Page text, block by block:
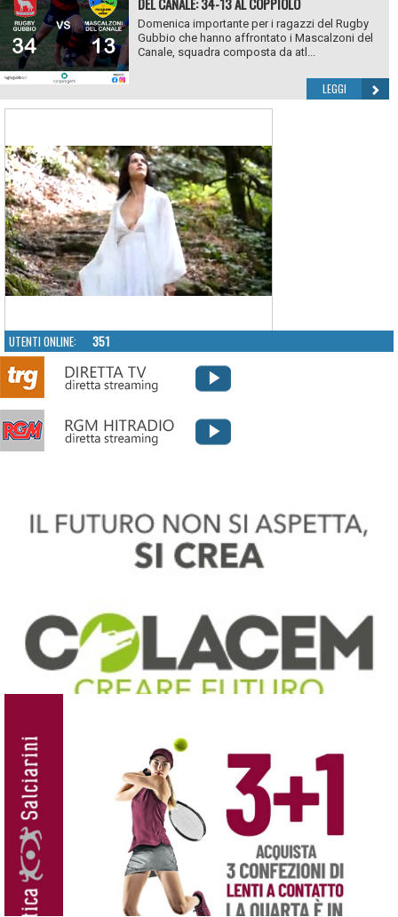
Domenica importante per i ragazzi del Rugby
Gubbio che hanno affrontato i Mascalzoni del
Canale, squadra composta da atl...
LEGGI
UTENTI ONLINE: 351